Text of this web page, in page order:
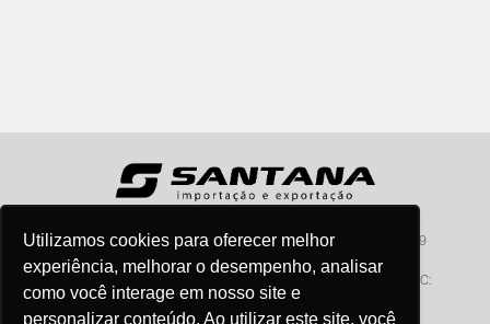
Utilizamos cookies para oferecer melhor
experiência, melhorar o desempenho, analisar
como você interage em nosso site e
personalizar conteúdo. Ao utilizar este site, você
Santana - Importação e Exportação - CNPJ:57.464.653/0001-49
Atendimento por telefone: dias úteis, das 08:15hs às 18:00hs
SAC:
sac@santanaimport.com.br